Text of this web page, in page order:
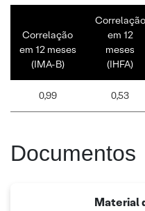
Correlação
em 12 meses
(IMA-B)
Correlação
em 12
meses
(IHFA)
0,99 0,53
Documentos
Material